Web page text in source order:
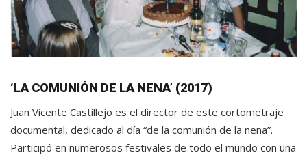
‘LA COMUNIÓN DE LA NENA’ (2017)
Juan Vicente Castillejo es el director de este cortometraje
documental, dedicado al día “de la comunión de la nena”.
Participó en numerosos festivales de todo el mundo con una